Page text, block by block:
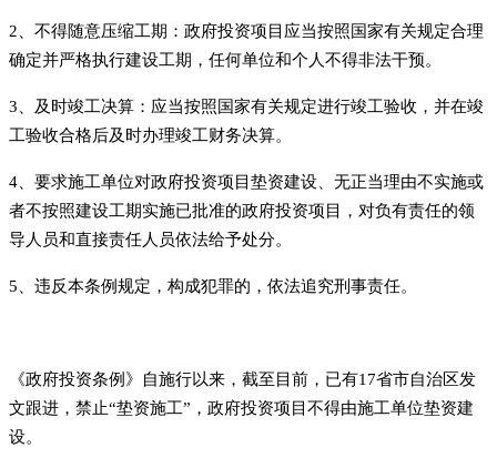
2、不得随意压缩工期：政府投资项目应当按照国家有关规定合理
确定并严格执行建设工期，任何单位和个人不得非法干预。
3、及时竣工决算：应当按照国家有关规定进行竣工验收，并在竣
工验收合格后及时办理竣工财务决算。
4、要求施工单位对政府投资项目垫资建设、无正当理由不实施或
者不按照建设工期实施已批准的政府投资项目，对负有责任的领
导人员和直接责任人员依法给予处分。
5、违反本条例规定，构成犯罪的，依法追究刑事责任。
《政府投资条例》自施行以来，截至目前，已有17省市自治区发
文跟进，禁止“垫资施工”，政府投资项目不得由施工单位垫资建
设。